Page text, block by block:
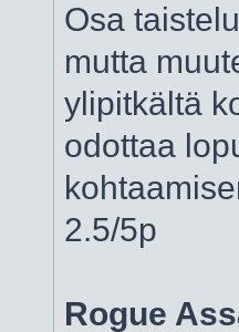
Osa
mutta
ylipitkältä
odottaa
2.5/5p
Rogue